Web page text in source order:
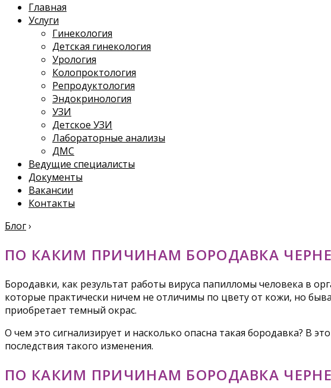
Главная
Услуги
Гинекология
Детская гинекология
Урология
Колопроктология
Репродуктология
Эндокринология
УЗИ
Детское УЗИ
Лабораторные анализы
ДМС
Ведущие специалисты
Документы
Вакансии
Контакты
Блог›
ПО КАКИМ ПРИЧИНАМ БОРОДАВКА
Бородавки, как результат работы вируса папилломы человека в
которые практически ничем не отличимы по цвету от кожи, но
приобретает темный окрас.
О чем это сигнализирует и насколько опасна такая бородавка? В
последствия такого изменения.
ПО КАКИМ ПРИЧИНАМ БОРОДАВКА